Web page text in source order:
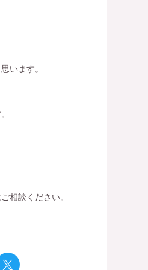
います。
相談ください。